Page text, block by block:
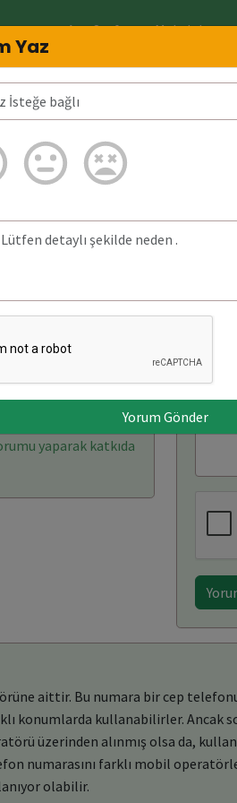
Ana Sayfa Makaleler
05071061928 Neden
detaylı
yaparak katkıda
aittir. Bu numara bir cep
konumlarda kullanabilirler. Ancak
üzerinden alınmış olsa da,
numarasını farklı mobil
olabilir.
Yaz
Yorum Gönder